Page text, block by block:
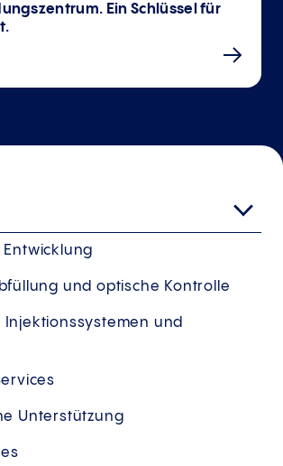
Ein Schlüssel für
und optische Kontrolle
und
Unterstützung